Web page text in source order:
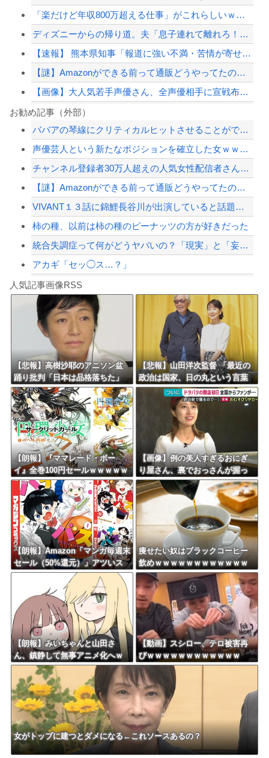
「楽だけど年収800万超える仕事」がこれらしいｗｗｗｗｗ
ディズニーからの帰り道。夫「息子連れて離れろ！あと警察に通報！」私「助けて！」駅...
【速報】 熊本県知事「報道に強い不満・苦情が寄せられている」→TBSの報道特集が...
【謎】Amazonができる前って通販どうやってたの？？？？？？？？？？？？
【画像】大人気若手声優さん、全声優相手に宣戦布告をしてしまう...
住宅街の隣に巨大データセンター爆誕。三井不動産「排熱？低周波音？データはまだ出せ...
結婚するという決断って重くないですか？
【ニュース】中国政府「台風１３号に三峡ダムが耐えられない！全開放流しろ！」⇒ 下...
【配信者】「金バエ」のSNS更新が1週間途絶え、様々な憶測が飛び交う。1週間ぶり...
Powered by livedoor 相互RSS
お勧め記事（外部）
ババアの琴線にクリティカルヒットさせることができればこっちのもん
声優芸人という新たなポジションを確立した女ｗｗｗｗｗｗｗｗｗｗｗｗｗｗｗｗｗｗ
チャンネル登録者30万人超えの人気女性配信者さん、まさかの完全顔出し配信→◯◯に...
【謎】Amazonができる前って通販どうやってたの？？？？？？？？？？？？
VIVANT１３話に錦鯉長谷川が出演していると話題にｗｗｗ （※画像あり）
柿の種、以前は柿の種のピーナッツの方が好きだった
統合失調症って何がどうヤバいの？「現実」と「妄想」の境界が崩れるってマジ？
アカギ「セッ◯ス…？」
8/4のニュース
日本旅行キャンセルすべきか…1万年ぶり史上最大級の火山の兆し＝韓国の反応
更新中止のお知らせ
海外「おめでとうタキ！」リヴァプール南野がバースデーゴール！！
Powered by livedoor 相互RSS
人気記事画像RSS
【悲報】高樹沙耶のアニソン盆
踊り批判「日本は品格落ちた」
で大論争！過去の大麻発言にも
飛び火…「炎上気味なので」自
ら幕引き図る
【悲報】山田洋次監督 「最近の
政治は国家、日の丸という言葉
を、間違った方向に使ってい
【朗報】『ママレード・ボー
イ』全巻100円セールｗｗｗｗｗ
ｗｗｗ
【画像】例の美人すぎるおにぎ
り屋さん、裏でおっさんが握っ
ていたｗｗｗｗｗｗｗｗｗｗｗ
ｗｗｗｗｗｗ
【朗報】Amazon「マンガ毎週末
セール（50%還元）」アツいス
ポーツマンガ祭り最終日到
痩せたい奴はブラックコーヒー
飲めｗｗｗｗｗｗｗｗｗｗｗｗ
ｗ
【朗報】みいちゃんと山田さ
ん、鎮静して無事アニメ化へｗ
ｗｗｗｗｗｗｗｗ
【動画】スシロー、テロ被害再
びｗｗｗｗｗｗｗｗｗｗｗｗ
女がトップに建つとダメになる←これソースあるの？